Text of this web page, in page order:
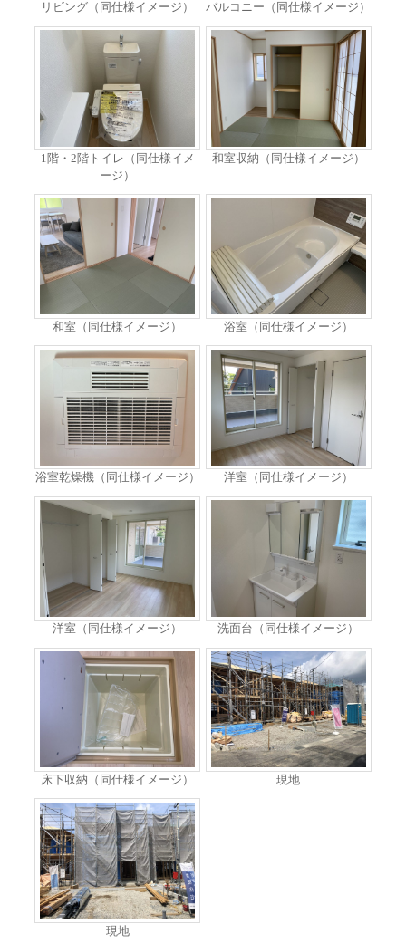
リビング（同仕様イメージ） バルコニー（同仕様イメージ）
1階・2階トイレ（同仕様イメ
ージ）
和室収納（同仕様イメージ）
和室（同仕様イメージ） 浴室（同仕様イメージ）
浴室乾燥機（同仕様イメージ） 洋室（同仕様イメージ）
洋室（同仕様イメージ） 洗面台（同仕様イメージ）
床下収納（同仕様イメージ） 現地
現地